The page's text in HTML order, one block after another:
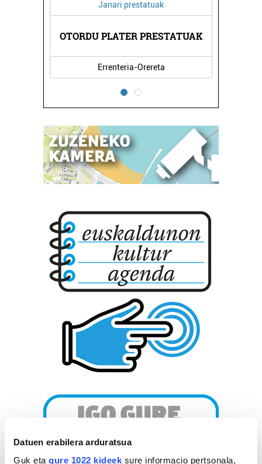
Datuen erabilera arduratsua
Guk eta gure 1022 kideek sure informacio pertsonala,
Janari prestatuak
OTORDU PLATER PRESTATUAK
Errenteria-Orereta